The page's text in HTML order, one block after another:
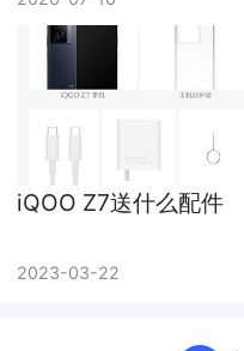
iQOO Z7送什么配件
2023-03-22